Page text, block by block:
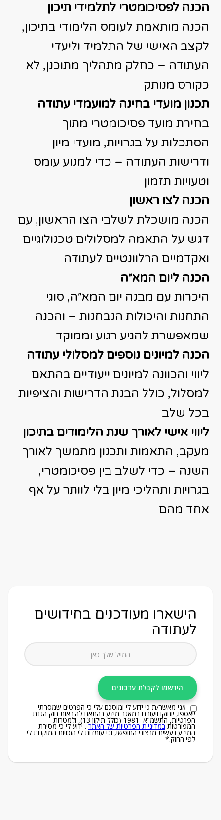
הכנה לפסיכומטרי לתלמידי תיכון
הכנה מותאמת לעומס הלימודי בתיכון,
לקצב האישי של התלמיד וליעדי
העתודה – כחלק מתהליך מתוכנן, לא
כקורס מנותק
תכנון מועדי בחינה למועמדי עתודה
בחירת מועד פסיכומטרי מתוך
הסתכלות על בגרויות, מועדי מיון
ודרישות העתודה – כדי למנוע עומס
וטעויות תזמון
הכנה לצו ראשון
הכנה מושכלת לשלבי הצו הראשון, עם
דגש על התאמה למסלולים טכנולוגיים
ואקדמיים הרלוונטיים לעתודה
הכנה ליום המא״ה
היכרות עם מבנה יום המא״ה, סוגי
התחנות והיכולות הנבחנות – והכנה
שמאפשרת להגיע רגוע וממוקד
הכנה למיונים נוספים למסלולי עתודה
ליווי והכוונה למיונים ייעודיים בהתאם
למסלול, כולל הבנת הדרישות והציפיות
בכל שלב
ליווי אישי לאורך שנת הלימודים בתיכון
מעקב, התאמות ותכנון מתמשך לאורך
השנה – כדי לשלב בין פסיכומטרי,
בגרויות ותהליכי מיון בלי לוותר על אף
אחד מהם
אני מאשר/ת כי ידוע לי ומוסכם עלי כי הפרטים שמסרתי
ייאספו, יוחזקו ויעובדו במאגר מידע בהתאם להוראות חוק הגנת
הפרטיות, התשמ"א–1981 (כולל תיקון 13), ולמטרות
המפורטותבמדיניות הפרטיות של האתר . ידוע לי כי מסירת
המידע נעשית מרצוני החופשי, וכי עומדות לי הזכויות המוקנות לי
לפי החוק.*
הישארו מעודכנים בחידושים
לעתודה